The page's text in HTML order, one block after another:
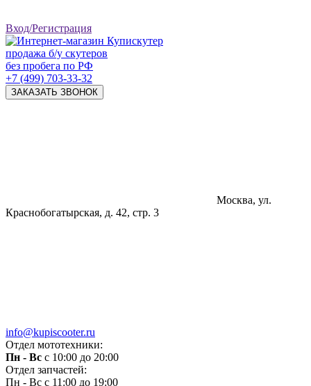
Вход/Регистрация
продажа б/у скутеров
без пробега по РФ
+7 (499) 703-33-32
ЗАКАЗАТЬ ЗВОНОК
Москва, ул.
Краснобогатырская, д. 42, стр. 3
info@kupiscooter.ru
Отдел мототехники:
Пн - Вс с 10:00 до 20:00
Отдел запчастей:
Пн - Вс с 11:00 до 19:00